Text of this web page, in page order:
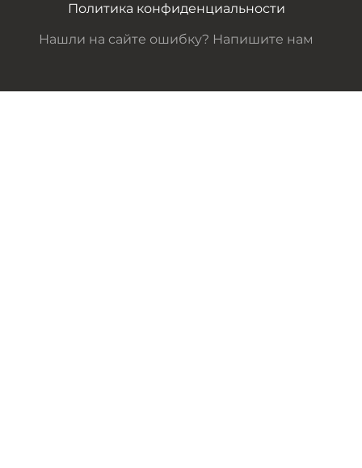
Политика конфиденциальности
Нашли на сайте ошибку? Напишите нам